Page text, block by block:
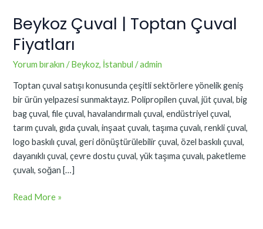
Beykoz Çuval | Toptan Çuval
Fiyatları
Yorum bırakın /Beykoz, İstanbul /admin
Toptan çuval satışı konusunda çeşitli sektörlere yönelik geniş
bir ürün yelpazesi sunmaktayız. Polipropilen çuval, jüt çuval, big
bag çuval, file çuval, havalandırmalı çuval, endüstriyel çuval,
tarım çuvalı, gıda çuvalı, inşaat çuvalı, taşıma çuvalı, renkli çuval,
logo baskılı çuval, geri dönüştürülebilir çuval, özel baskılı çuval,
dayanıklı çuval, çevre dostu çuval, yük taşıma çuvalı, paketleme
çuvalı, soğan […]
Beykoz
|
Toptan
Fiyatları
Read More »